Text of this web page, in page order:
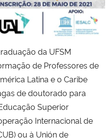
da UFSM
de Professores de
Latina e o Caribe
de doutorado para
Superior
Internacional de
ou à Unión de